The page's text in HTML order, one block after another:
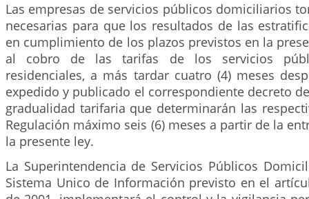
Las empresas de servicios públicos domiciliarios
necesarias para que los resultados de las
en cumplimiento de los plazos previstos en la
al cobro de las tarifas de los servicios
residenciales, a más tardar cuatro (4) meses
expedido y publicado el correspondiente decreto
gradualidad tarifaria que determinarán las
Regulación máximo seis (6) meses a partir de la
la presente ley.
La Superintendencia de Servicios Públicos
Sistema Unico de Información previsto en el